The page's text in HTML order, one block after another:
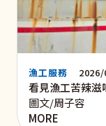
漁工服務
看見漁工苦辣
圖文/周子容
MORE